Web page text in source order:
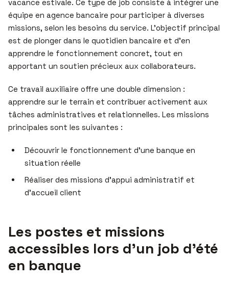
vacance estivale. Ce type de job consiste à intégrer une
équipe en agence bancaire pour participer à diverses
missions, selon les besoins du service. L’objectif principal
est de plonger dans le quotidien bancaire et d’en
apprendre le fonctionnement concret, tout en
apportant un soutien précieux aux collaborateurs.
Ce travail auxiliaire offre une double dimension :
apprendre sur le terrain et contribuer activement aux
tâches administratives et relationnelles. Les missions
principales sont les suivantes :
Découvrir le fonctionnement d’une banque en
situation réelle
Réaliser des missions d’appui administratif et
d’accueil client
Les postes et missions
accessibles lors d’un job d’été
en banque